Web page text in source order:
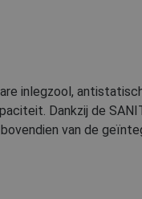
inlegzool,
Dankzij de
van de